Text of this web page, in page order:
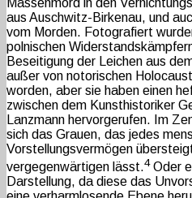
aus Auschwitz-Birkenau, und
vom Morden. Fotografiert
polnischen
Beseitigung der Leichen aus
außer von notorischen
worden, aber sie haben einen
zwischen dem Kunsthistoriker
Lanzmann hervorgerufen. Im
sich das Grauen, das jedes
Vorstellungsvermögen
vergegenwärtigen lässt.4Oder
Darstellung, da diese das